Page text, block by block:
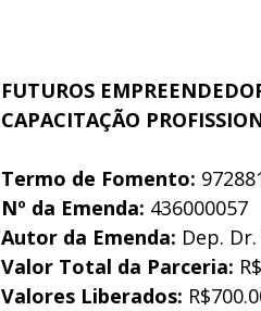
FUTUROS
CAPACITAÇÃO
Termo de Fomento:
Nº da Emenda: 436000057
Autor da Emenda: Dep.
Valor Total da Parceria:
Valores Liberados: